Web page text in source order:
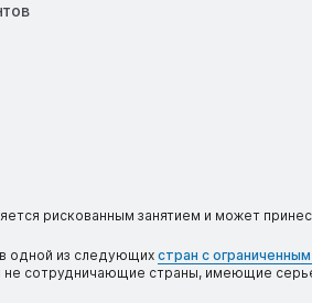
рискованным занятием и может
одной из следующихстран с
не сотрудничающие страны, имеющие